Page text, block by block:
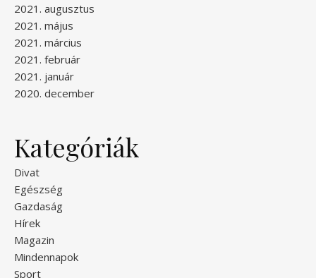
2021. augusztus
2021. május
2021. március
2021. február
2021. január
2020. december
Kategóriák
Divat
Egészség
Gazdaság
Hírek
Magazin
Mindennapok
Sport